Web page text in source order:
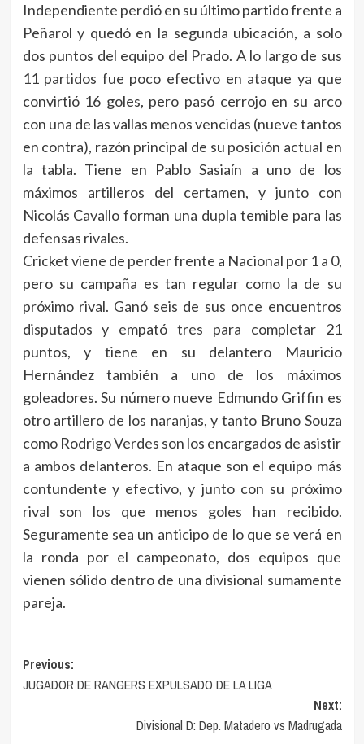
Independiente perdió en su último partido frente a
Peñarol y quedó en la segunda ubicación, a solo
dos puntos del equipo del Prado. A lo largo de sus
11 partidos fue poco efectivo en ataque ya que
convirtió 16 goles, pero pasó cerrojo en su arco
con una de las vallas menos vencidas (nueve tantos
en contra), razón principal de su posición actual en
la tabla. Tiene en Pablo Sasiaín a uno de los
máximos artilleros del certamen, y junto con
Nicolás Cavallo forman una dupla temible para las
defensas rivales.
Cricket viene de perder frente a Nacional por 1 a 0,
pero su campaña es tan regular como la de su
próximo rival. Ganó seis de sus once encuentros
disputados y empató tres para completar 21
puntos, y tiene en su delantero Mauricio
Hernández también a uno de los máximos
goleadores. Su número nueve Edmundo Griffin es
otro artillero de los naranjas, y tanto Bruno Souza
como Rodrigo Verdes son los encargados de asistir
a ambos delanteros. En ataque son el equipo más
contundente y efectivo, y junto con su próximo
rival son los que menos goles han recibido.
Seguramente sea un anticipo de lo que se verá en
la ronda por el campeonato, dos equipos que
vienen sólido dentro de una divisional sumamente
pareja.
Navegación
de
Previous:
JUGADOR DE RANGERS EXPULSADO DE LA LIGA
Next:
Divisional D: Dep. Matadero vs Madrugada